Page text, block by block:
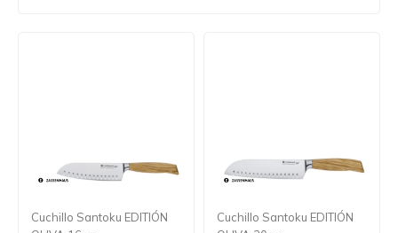
Cuchillo Santoku EDITIÓN
Cuchillo Santoku EDITIÓN